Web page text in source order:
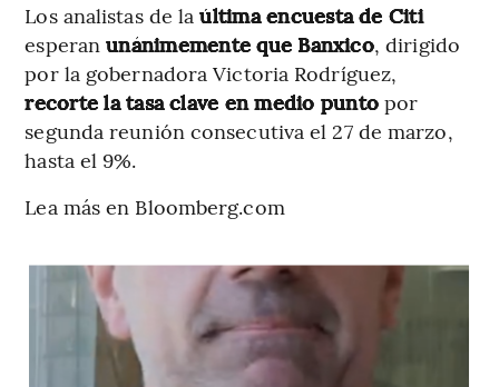
Los analistas de laúltima encuesta de Citi
esperanunánimemente que Banxico, dirigido
por la gobernadora Victoria Rodríguez,
recorte la tasa clave en medio punto por
segunda reunión consecutiva el 27 de marzo,
hasta el 9%.
Lea más en Bloomberg.com